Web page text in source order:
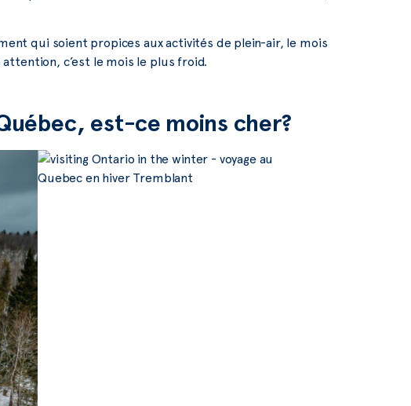
qui soient propices aux activités de plein-air, le mois
c’est le mois le plus froid.
est-ce moins cher?